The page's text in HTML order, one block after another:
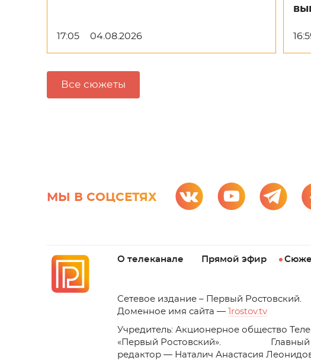
17:05 04.08.2026
Все сюжеты
МЫ В СОЦСЕТЯХ
О телеканале Прямой эфир
Cетевое издание – Первый Ростовский.
Доменное имя сайта —
1rostov.tv
Учредитель: Акционерное общество
«Первый Ростовский». Главный
редактор — Наталич Анастасия